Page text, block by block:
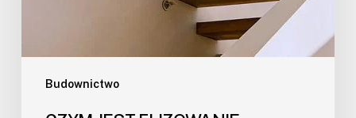
Budownictwo